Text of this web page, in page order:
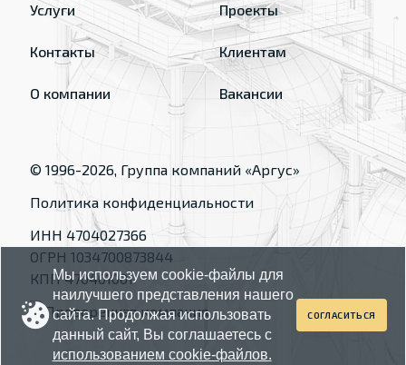
Услуги
Контакты
О компании
Проекты
Клиентам
Вакансии
© 1996-2026, Группа компаний «Аргус»
Политика конфиденциальности
ИНН 4704027366
ОГРН 1034700873844
КПП 470401001
Мы используем cookie-файлы для
наилучшего представления нашего
сайта. Продолжая использовать
данный сайт, Вы соглашаетесь с
использованием cookie-файлов.
СОГЛАСИТЬСЯ